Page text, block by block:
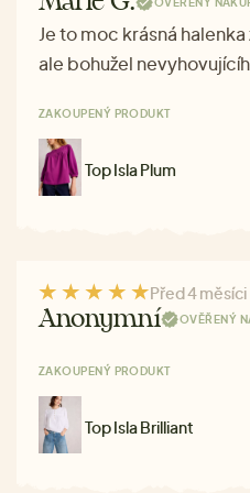
Je to moc krásná
ale bohužel
ZAKOUPENÝ PRODUKT
Top Isla Plum
Před 4 měsíci
Anonymní OVĚŘENÝ
ZAKOUPENÝ PRODUKT
Top Isla Brilliant